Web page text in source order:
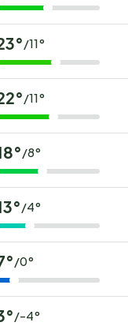
/11°
/11°
/8°
/4°
/0°
/-4°